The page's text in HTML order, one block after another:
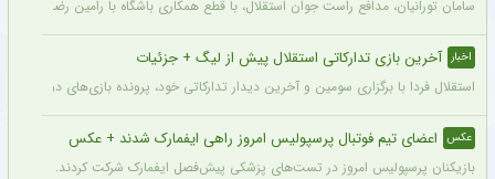
سامان تورانیان، مدافع راست جوان استقلال، با قطع همکاری باشگاه با رامین رضاییان،
اخبار آخرین بازی تدارکاتی استقلال پیش از لیگ + جزئیات
استقلال فردا با برگزاری سومین و آخرین دیدار تدارکاتی خود، پرونده بازی‌های
عکس اعضای تیم فوتبال پرسپولیس امروز راهی ایفمارک شدند + عکس
بازیکنان پرسپولیس امروز در تست‌های پزشکی پیش‌فصل ایفمارک شرکت کردند. این